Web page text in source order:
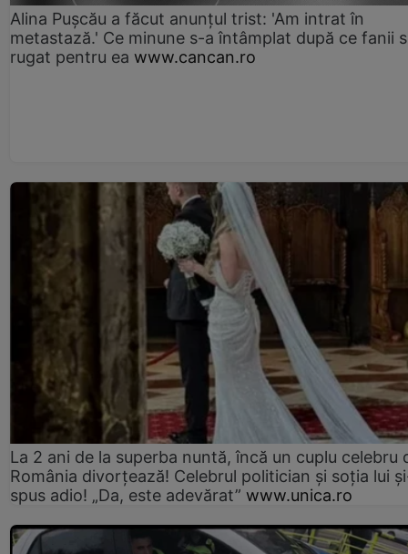
Alina Pușcău a făcut anunțul trist: 'Am intrat în
metastază.' Ce minune s-a întâmplat după ce fanii
rugat pentru ea www.cancan.ro
La 2 ani de la superba nuntă, încă un cuplu celebru
România divorțează! Celebrul politician și soția lui
spus adio! „Da, este adevărat” www.unica.ro